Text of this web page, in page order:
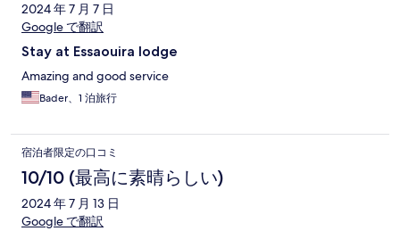
2024 年 7 月 7 日
Google で翻訳
Stay at Essaouira lodge
Amazing and good service
Bader、1 泊旅行
宿泊者限定の口コミ
10/10 (最高に素晴らしい)
2024 年 7 月 13 日
Google で翻訳